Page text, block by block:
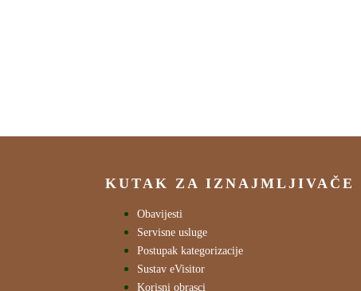
KUTAK ZA IZNAJMLJIVAČE
Obavijesti
Servisne usluge
Postupak kategorizacije
Sustav eVisitor
Korisni obrasci